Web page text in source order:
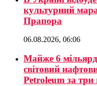
культурний
Прапора
06.08.2026, 06:06
Майже 6
світовий
Petroleum за три